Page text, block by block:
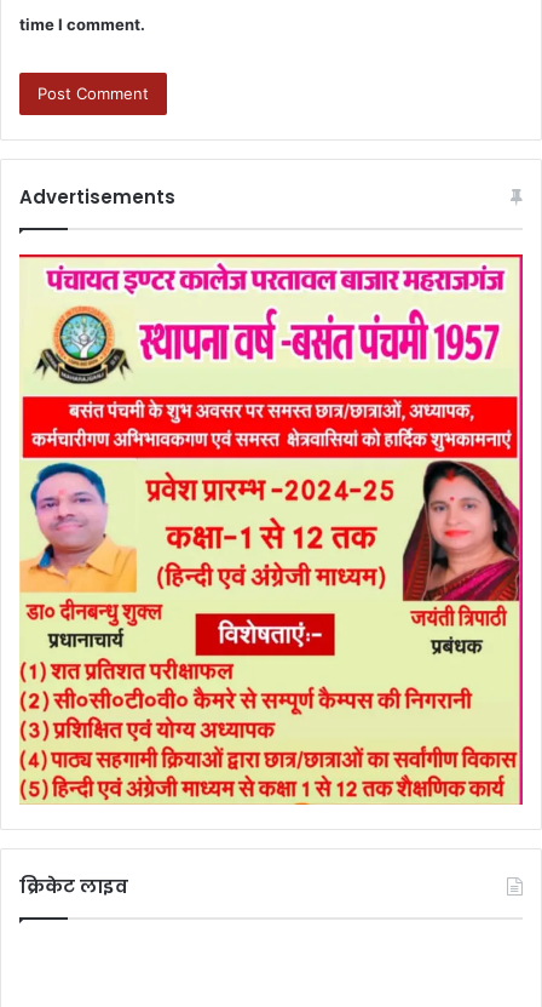
time I comment.
Advertisements
क्रिकेट लाइव